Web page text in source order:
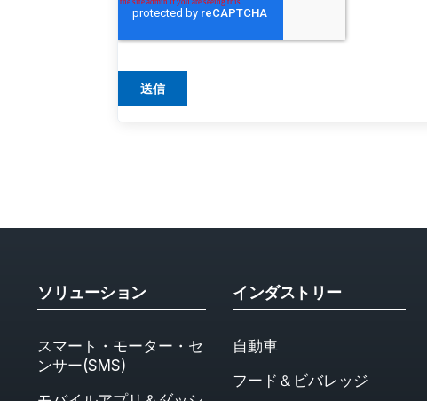
ソリューション
スマート・モーター・セ
ンサー(SMS)
インダストリー
自動車
フード＆ビバレッジ